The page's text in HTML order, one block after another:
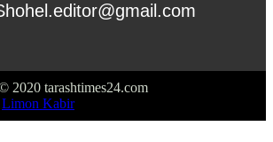
2020 tarashtimes24.com
Limon Kabir